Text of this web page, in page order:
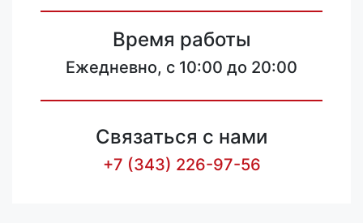
Время работы
Ежедневно, с 10:00 до 20:00
Связаться с нами
+7 (343) 226-97-56